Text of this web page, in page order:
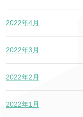
2022年4月
2022年3月
2022年2月
2022年1月